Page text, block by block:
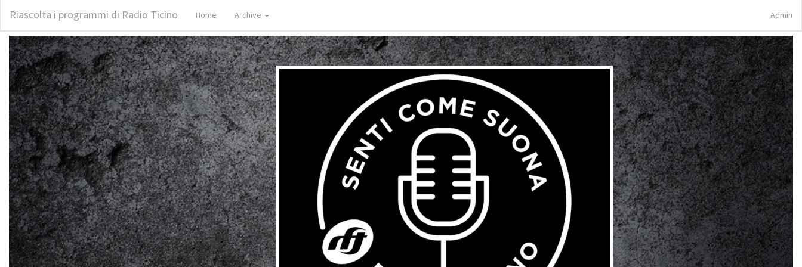
Riascolta i programmi di Radio Ticino Home Archive Admin